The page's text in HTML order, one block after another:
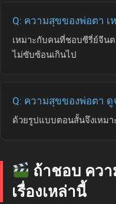
Q: ความสุขของพ่อตา เ
เหมาะกับคนที่ชอบซีรี่ย์จีนต
ไม่ซับซ้อนเกินไป
Q: ความสุขของพ่อตา ดู
ด้วยรูปแบบตอนสั้นจึงเหมา
ถ้าชอบ คว
เรื่องเหล่านี้